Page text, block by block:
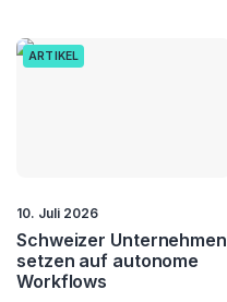
ARTIKEL
10. Juli 2026
Schweizer Unternehmen
setzen auf autonome
Workflows